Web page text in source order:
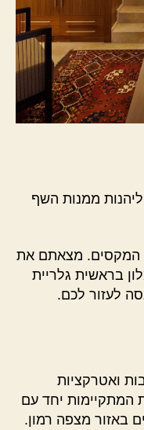
ממנות השף
המקסים. מצאתם את
בראשית גלריית
לעזור לכם.
ואטרקציות
המתקיימות יחד עם
באזור מצפה רמון.